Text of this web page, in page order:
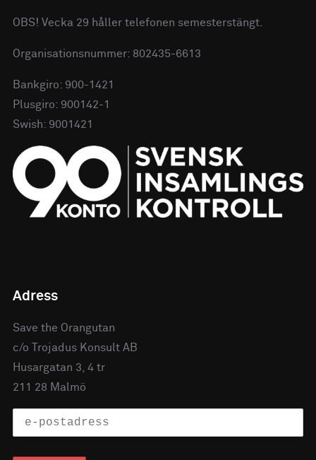
OBS! Vecka 29 håller telefonen semesterstängt.
Organisationsnummer: 802435-6613
Bankgiro: 900-1421
Plusgiro: 900142-1
Swish: 9001421
Adress
Save the Orangutan
c/o Trojadus Konsult AB
Husargatan 3, 4 tr
211 28 Malmö